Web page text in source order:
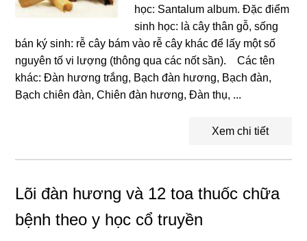
học: Santalum album. Đặc điểm
sinh học: là cây thân gỗ, sống
bán ký sinh: rễ cây bám vào rễ cây khác để lấy một số
nguyên tố vi lượng (thông qua các nốt sần). Các tên
khác: Đàn hương trắng, Bạch đàn hương, Bạch đàn,
Bạch chiên đàn, Chiên đàn hương, Đàn thụ, ...
Xem chi tiết
Lõi đàn hương và 12 toa thuốc chữa
bệnh theo y học cổ truyền